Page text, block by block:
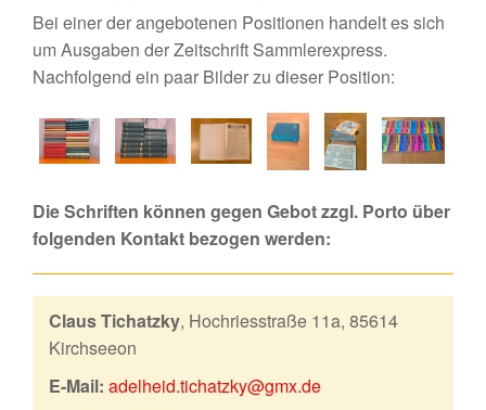
Bei einer der angebotenen Positionen handelt es sich
um Ausgaben der Zeitschrift Sammlerexpress.
Nachfolgend ein paar Bilder zu dieser Position:
Die Schriften können gegen Gebot zzgl. Porto über
folgenden Kontakt bezogen werden:
Claus Tichatzky, Hochriesstraße 11a, 85614
Kirchseeon
E-Mail: adelheid.tichatzky@gmx.de